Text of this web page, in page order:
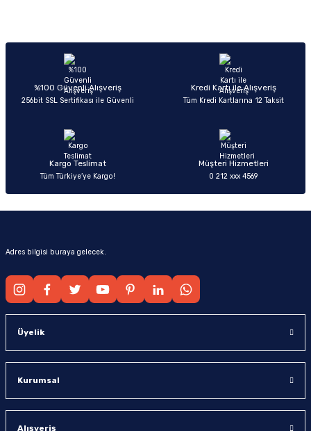
Ürün açıklamasında eksik bilgiler bulunuyor.
Ürün bilgilerinde hatalar bulunuyor.
Ürün fiyatı diğer sitelerden daha pahalı.
Sitemize ilk yorumu siz yapın!
%100 Güvenli Alışveriş
256bit SSL Sertifikası ile Güvenli
Kredi Kartı ile Alışveriş
Tüm Kredi Kartlarına 12 Taksit
Kargo Teslimat
Tüm Türkiye’ye Kargo!
Müşteri Hizmetleri
0 212 xxx 4569
Adres bilgisi buraya gelecek.
Üyelik
Kurumsal
Alışveriş